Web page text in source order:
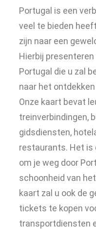
Portugal is een
veel te bieden
zijn naar een
Hierbij
Portugal die u zal
naar het
Onze kaart bevat
treinverbindingen,
gidsdiensten,
restaurants. Het is
om je weg door
schoonheid van
kaart zal u ook de
tickets te kopen
transportdiensten